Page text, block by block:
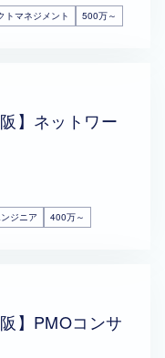
トマネジメント 500万～
】ネットワー
ジニア 400万～
】PMOコンサ